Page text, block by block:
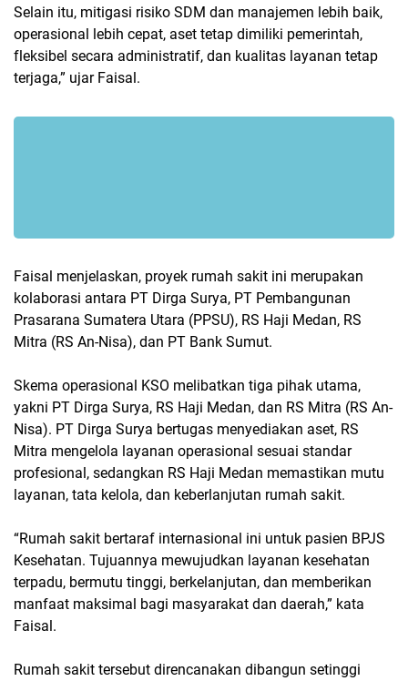
Selain itu, mitigasi risiko SDM dan manajemen lebih baik,
operasional lebih cepat, aset tetap dimiliki pemerintah,
fleksibel secara administratif, dan kualitas layanan tetap
terjaga,” ujar Faisal.
Faisal menjelaskan, proyek rumah sakit ini merupakan
kolaborasi antara PT Dirga Surya, PT Pembangunan
Prasarana Sumatera Utara (PPSU), RS Haji Medan, RS
Mitra (RS An-Nisa), dan PT Bank Sumut.
Skema operasional KSO melibatkan tiga pihak utama,
yakni PT Dirga Surya, RS Haji Medan, dan RS Mitra (RS An-
Nisa). PT Dirga Surya bertugas menyediakan aset, RS
Mitra mengelola layanan operasional sesuai standar
profesional, sedangkan RS Haji Medan memastikan mutu
layanan, tata kelola, dan keberlanjutan rumah sakit.
“Rumah sakit bertaraf internasional ini untuk pasien BPJS
Kesehatan. Tujuannya mewujudkan layanan kesehatan
terpadu, bermutu tinggi, berkelanjutan, dan memberikan
manfaat maksimal bagi masyarakat dan daerah,” kata
Faisal.
Rumah sakit tersebut direncanakan dibangun setinggi